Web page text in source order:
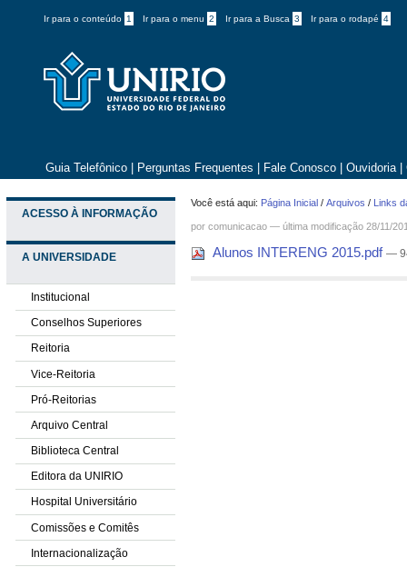
Ir para o conteúdo 1 Ir para o menu 2 Ir para a Busca 3 Ir para o rodapé 4
Guia Telefônico Perguntas Frequentes Fale Conosco Ouvidoria
ACESSO À INFORMAÇÃO
A UNIVERSIDADE
Institucional
Conselhos Superiores
Reitoria
Vice-Reitoria
Pró-Reitorias
Arquivo Central
Biblioteca Central
Editora da UNIRIO
Hospital Universitário
Comissões e Comitês
Internacionalização
Você está aqui: Página Inicial /Arquivos / Links
por comunicacao —última modificação 28/11/
Alunos INTERENG 2015.pdf—